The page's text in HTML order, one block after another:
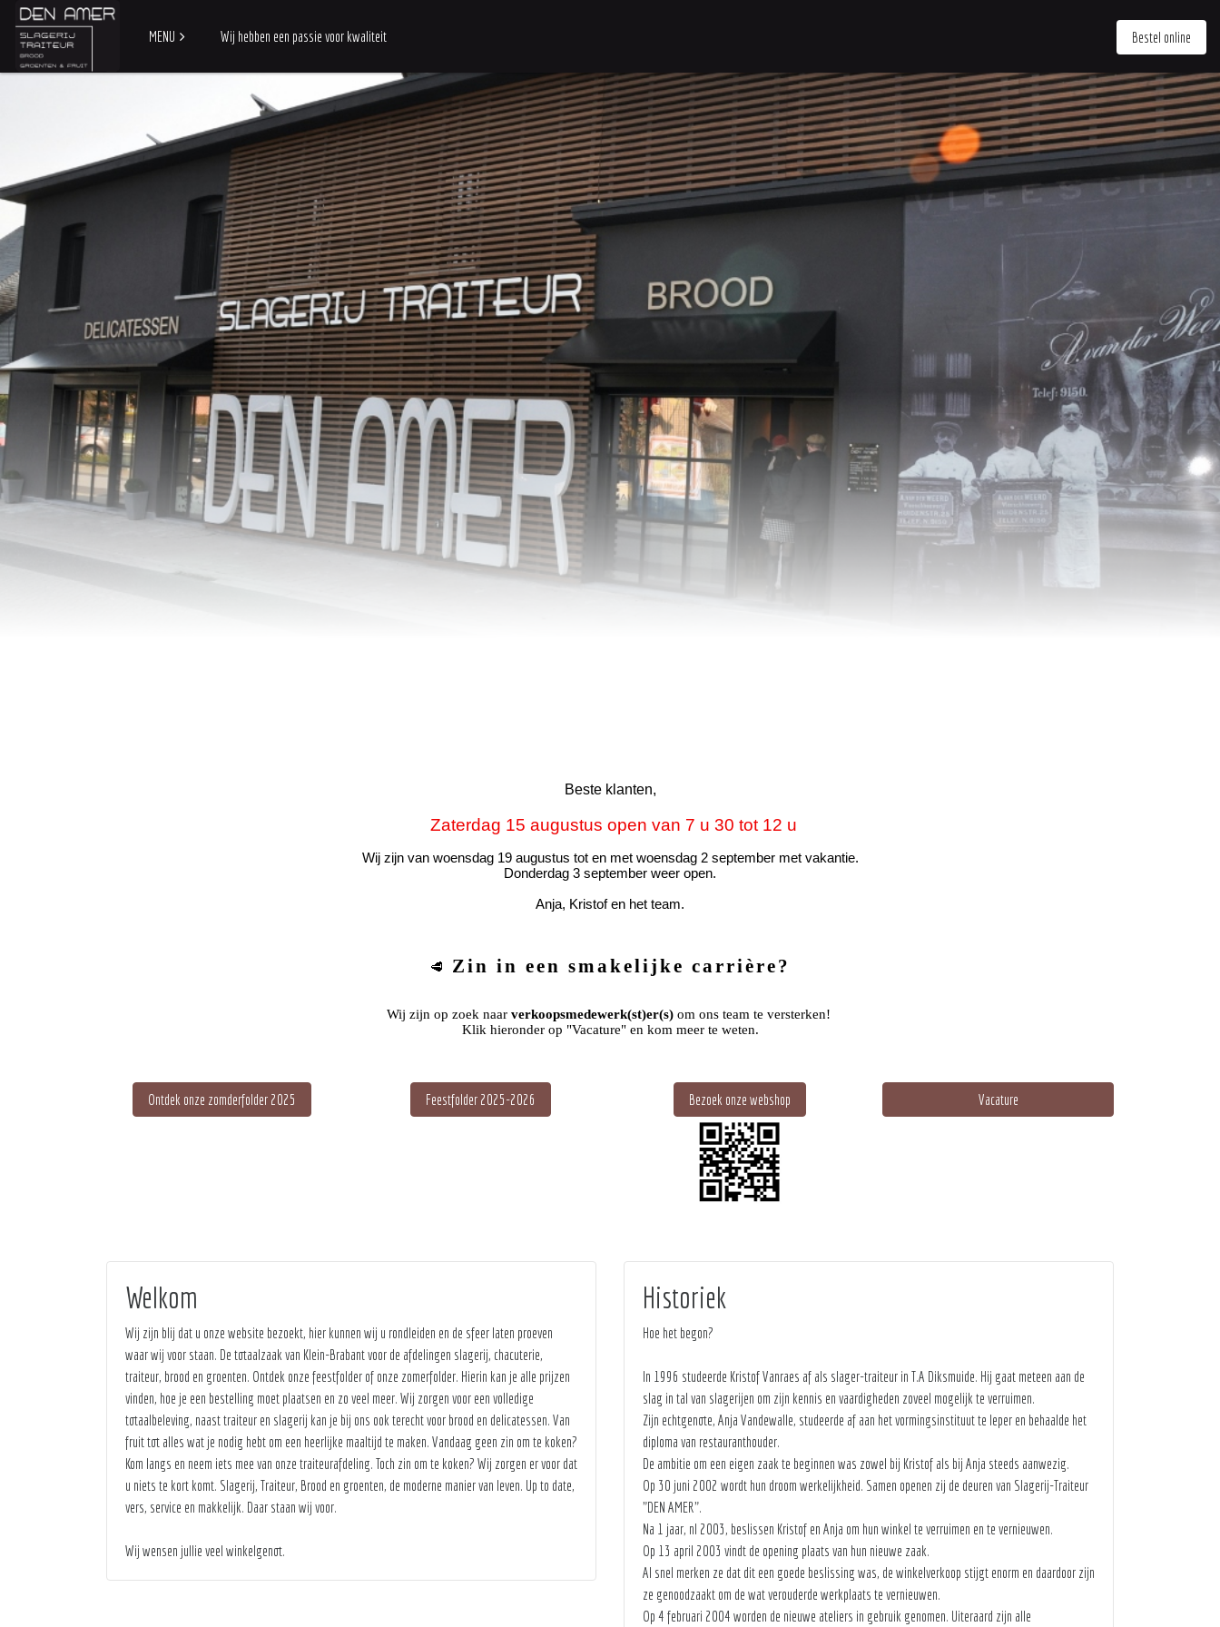
MENU Wij hebben een passie voor kwaliteit Bestel online
Beste klanten,
Zaterdag 15 augustus open van 7 u 30 tot 12 u
Wij zijn van woensdag 19 augustus tot en met woensdag 2 september met vakantie.
Donderdag 3 september weer open.
Anja, Kristof en het team.
🥩 Zin in een smakelijke carrière?
Wij zijn op zoek naar verkoopsmedewerk(st)er(s)om ons team te versterken!
Klik hieronder op "Vacature" en kom meer te weten.
Ontdek onze zomderfolder 2025 Feestfolder 2025-2026 Bezoek onze webshop Vacature
Welkom
Wij zijn blij dat u onze website bezoekt, hier kunnen wij u rondleiden en de sfeer laten proeven
waar wij voor staan. De totaalzaak van Klein-Brabant voor de afdelingen slagerij, chacuterie,
traiteur, brood en groenten. Ontdek onze feestfolder of onze zomerfolder. Hierin kan je alle prijzen
vinden, hoe je een bestelling moet plaatsen en zo veel meer. Wij zorgen voor een volledige
totaalbeleving, naast traiteur en slagerij kan je bij ons ook terecht voor brood en delicatessen. Van
fruit tot alles wat je nodig hebt om een heerlijke maaltijd te maken. Vandaag geen zin om te koken?
Kom langs en neem iets mee van onze traiteurafdeling. Toch zin om te koken? Wij zorgen er voor dat
u niets te kort komt. Slagerij, Traiteur, Brood en groenten, de moderne manier van leven. Up to date,
vers, service en makkelijk. Daar staan wij voor.
Wij wensen jullie veel winkelgenot.
Historiek
Hoe het begon?
In 1996 studeerde Kristof Vanraes af als slager-traiteur in T.A Diksmuide. Hij gaat meteen aan de
slag in tal van slagerijen om zijn kennis en vaardigheden zoveel mogelijk te verruimen.
Zijn echtgenote, Anja Vandewalle, studeerde af aan het vormingsinstituut te Ieper en behaalde het
diploma van restauranthouder.
De ambitie om een eigen zaak te beginnen was zowel bij Kristof als bij Anja steeds aanwezig.
Op 30 juni 2002 wordt hun droom werkelijkheid. Samen openen zij de deuren van Slagerij-Traiteur
"DEN AMER".
Na 1 jaar, nl 2003, beslissen Kristof en Anja om hun winkel te verruimen en te vernieuwen.
Op 13 april 2003 vindt de opening plaats van hun nieuwe zaak.
Al snel merken ze dat dit een goede beslissing was, de winkelverkoop stijgt enorm en daardoor zijn
ze genoodzaakt om de wat verouderde werkplaats te vernieuwen.
Op 4 februari 2004 worden de nieuwe ateliers in gebruik genomen. Uiteraard zijn alle